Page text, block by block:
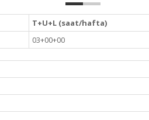
T+U+L (saat/hafta)
03+00+00